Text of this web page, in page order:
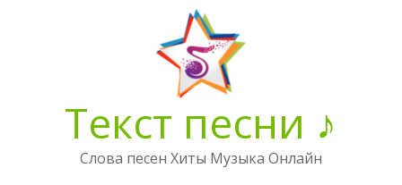
Текст песни ♪
Слова песен Хиты Музыка Онлайн